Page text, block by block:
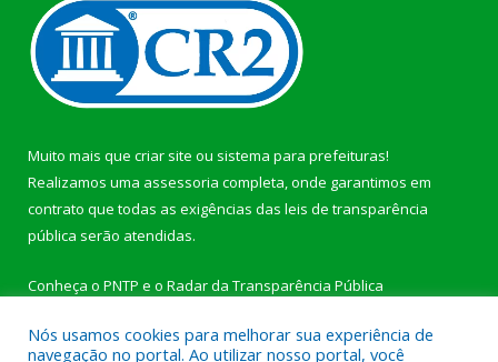
Muito mais que criar site ou sistema para prefeituras!
Realizamos uma assessoria completa, onde garantimos em
contrato que todas as exigências das leis de transparência
pública serão atendidas.
Conheça o PNTP e o Radar da Transparência Pública
Nós usamos cookies para melhorar sua experiência de
navegação no portal. Ao utilizar nosso portal, você